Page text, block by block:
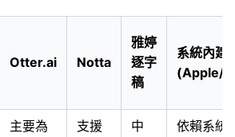
Otter.ai Notta
雅婷
逐字
稿
系統內建
(Apple/
主要為
支援
中
依賴系統